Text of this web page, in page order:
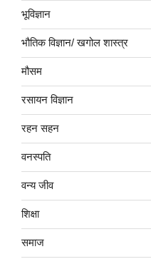
भूविज्ञान
भौतिक विज्ञान/ खगोल शास्त्र
मौसम
रसायन विज्ञान
रहन सहन
वनस्पति
वन्य जीव
शिक्षा
समाज